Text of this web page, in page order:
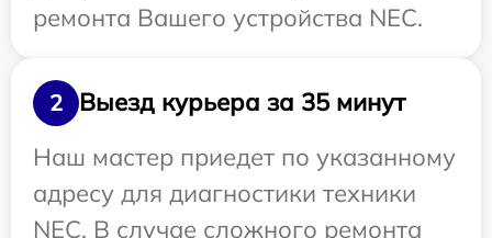
ремонта Вашего устройства NEC.
2
Выезд курьера за 35 минут
Наш мастер приедет по указанному
адресу для диагностики техники
NEC. В случае сложного ремонта